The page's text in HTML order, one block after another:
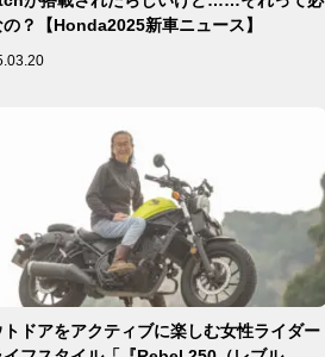
？【Honda2025新車ニュース】
トドアをアクティブに楽しむ女性ライダー